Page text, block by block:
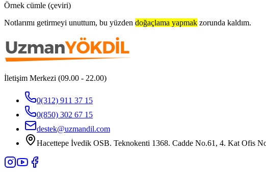
Örnek cümle (çeviri)
Notlarımı getirmeyi unuttum, bu yüzden doğaçlama yapmak zorunda kaldım.
İletişim Merkezi (09.00 - 22.00)
0(312) 911 37 15
0(850) 302 67 15
destek@uzmandil.com
Hacettepe İvedik OSB. Teknokenti 1368. Cadde No.61, 4. Kat Ofis